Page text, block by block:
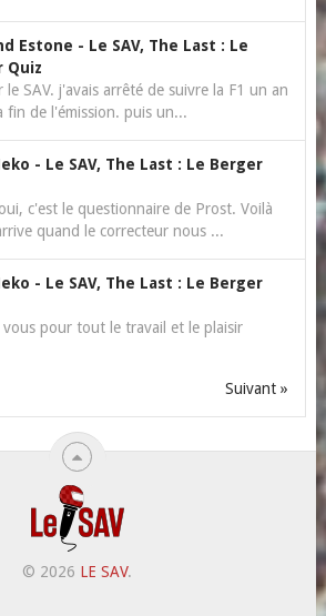
Estone - Le SAV, The Last : Le
Quiz
le SAV. j'avais arrêté de suivre la F1 un an
fin de l'émission. puis un...
- Le SAV, The Last : Le Berger
c'est le questionnaire de Prost. Voilà
quand le correcteur nous ...
- Le SAV, The Last : Le Berger
vous pour tout le travail et le plaisir
Suivant »
© 2026 LE SAV.